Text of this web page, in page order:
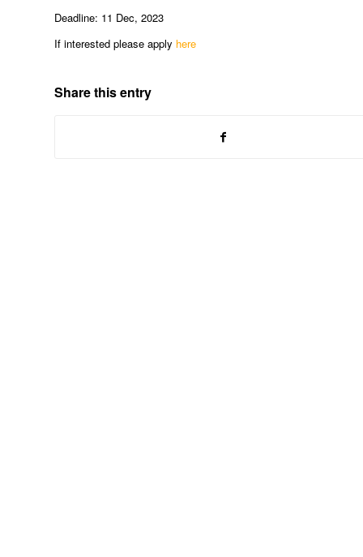
Deadline: 11 Dec, 2023
If interested please apply here
Share this entry